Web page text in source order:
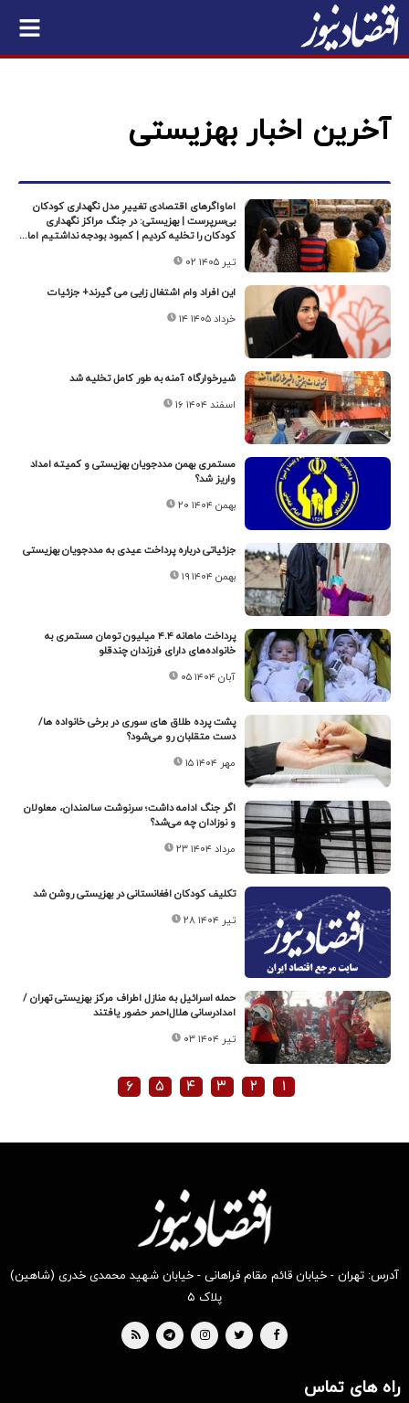
آخرین اخبار بهزیستی
اماواگرهای اقتصادی تغییرِ مدل نگهداری کودکان
بی‌سرپرست | بهزیستی: در جنگ مراکز نگهداری
کودکان را تخلیه کردیم | کمبود بودجه نداشتیم اما...
۰۲ تیر ۱۴۰۵
این افراد وام اشتغال زایی می گیرند+ جزئیات
۱۴ خرداد ۱۴۰۵
شیرخوارگاه آمنه به طور کامل تخلیه شد
۱۶ اسفند ۱۴۰۴
مستمری بهمن مددجویان بهزیستی و کمیته امداد
واریز شد؟
۲۰ بهمن ۱۴۰۴
جزئیاتی درباره پرداخت عیدی به مددجویان بهزیستی
۱۹ بهمن ۱۴۰۴
پرداخت ماهانه ۴.۴ میلیون تومان مستمری به
خانواده‌های دارای فرزندان چندقلو
۰۵ آبان ۱۴۰۴
پشت پرده طلاق های سوری در برخی خانواده ها/
دست متقلبان رو می‌شود؟
۱۵ مهر ۱۴۰۴
اگر جنگ ادامه داشت؛ سرنوشت سالمندان، معلولان
و نوزادان چه می‌شد؟
۲۳ مرداد ۱۴۰۴
تکلیف کودکان افغانستانی در بهزیستی روشن شد
۲۸ تیر ۱۴۰۴
حمله اسرائیل به منازل اطراف مرکز بهزیستی تهران /
امدادرسانی هلال‌احمر حضور یافتند
۰۳ تیر ۱۴۰۴
۱ ۲ ۳ ۴ ۵ ۶
آدرس: تهران - خیابان قائم مقام فراهانی - خیابان شهید محمدی خدری (شاهین)
پلاک ۵
راه های تماس